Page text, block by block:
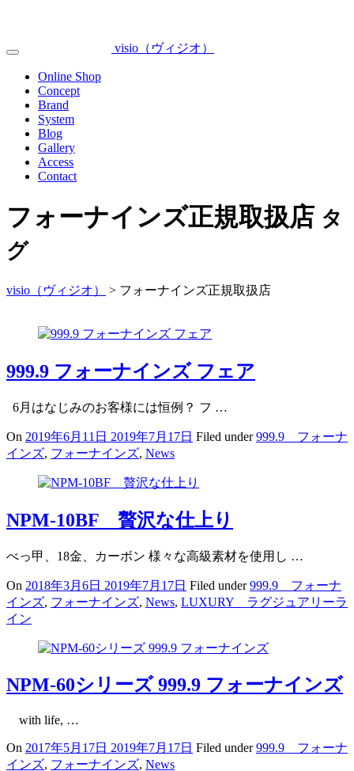
Toggle
Navigation
visio（ヴィジオ）
Menu
Online Shop
Concept
Brand
System
Blog
Gallery
Access
Contact
フォーナインズ正規取扱店 タ
グ
visio（ヴィジオ） > フォーナインズ正規取扱店
999.9 フォーナインズ フェア
6月はなじみのお客様には恒例？ フ …
On 2019年6月11日 2019年7月17日 Filed under999.9 フォーナ
インズ, フォーナインズ, News
NPM-10BF 贅沢な仕上り
べっ甲、18金、カーボン 様々な高級素材を使用し …
On 2018年3月6日 2019年7月17日 Filed under999.9 フォーナ
インズ, フォーナインズ, News, LUXURY ラグジュアリーラ
イン
NPM-60シリーズ 999.9 フォーナインズ
with life, …
On 2017年5月17日 2019年7月17日 Filed under999.9 フォーナ
インズ, フォーナインズ, News